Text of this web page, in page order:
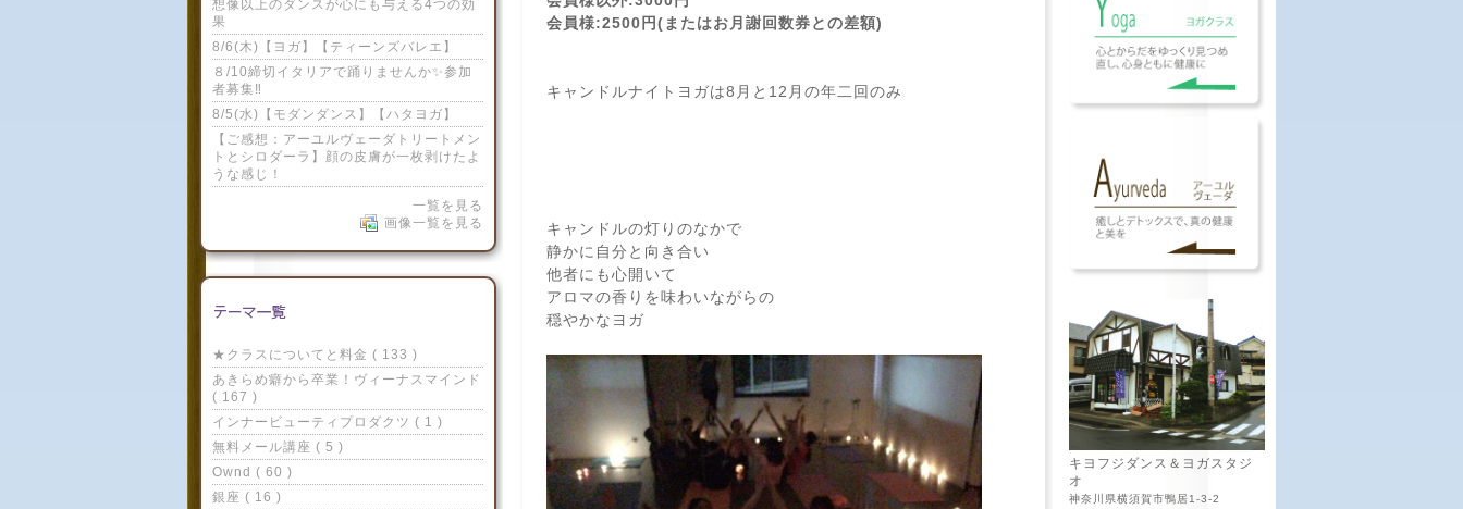
会員様:2500円(またはお月謝回数券との差額)
キャンドルナイトヨガは8月と12月の年二回のみ
キャンドルの灯りのなかで
静かに自分と向き合い
他者にも心開いて
アロマの香りを味わいながらの
穏やかなヨガ
想像以上のダンスが心にも与える4つの効
果
8/6(木)【ヨガ】【ティーンズバレエ】
８/10締切イタリアで踊りませんか✨参加
者募集‼️
8/5(水)【モダンダンス】【ハタヨガ】
【ご感想：アーユルヴェーダトリートメン
トとシロダーラ】顔の皮膚が一枚剥けたよ
うな感じ！
一覧を見る
画像一覧を見る
★クラスについてと料金 ( 133 )
あきらめ癖から卒業！ヴィーナスマインド
( 167 )
インナービューティプロダクツ ( 1 )
無料メール講座 ( 5 )
Ownd ( 60 )
銀座 ( 16 )
キヨフジダンス＆ヨガスタジ
オ
神奈川県横須賀市鴨居1-3-2